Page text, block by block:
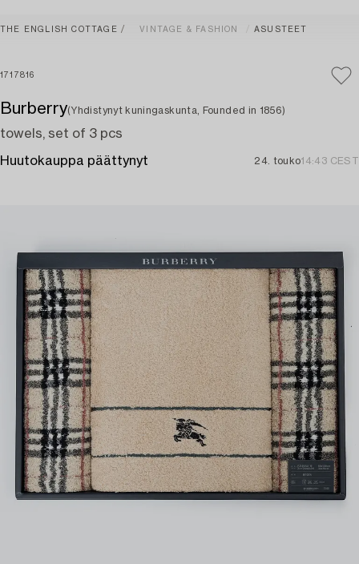
THE ENGLISH COTTAGE VINTAGE & FASHION ASUSTEET
1717816
Burberry(Yhdistynyt kuningaskunta, Founded in 1856)
towels, set of 3 pcs
Huutokauppa päättynyt 24. touko14:43 CEST